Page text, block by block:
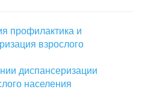
профилактика и
взрослого
диспансеризации
населения